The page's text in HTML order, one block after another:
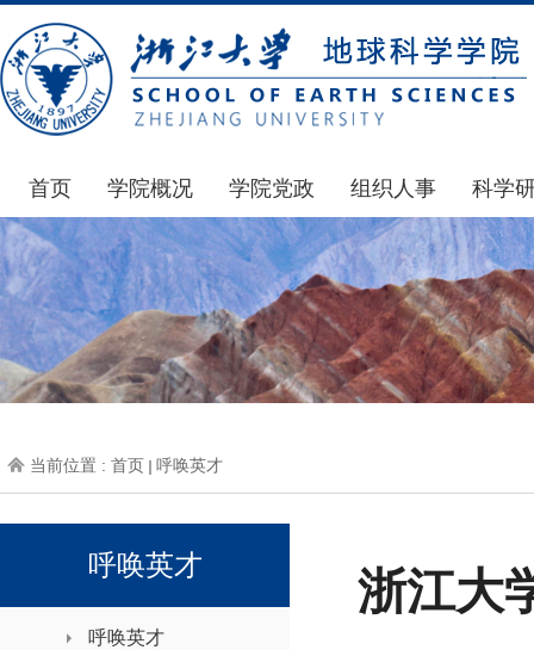
首页 学院概况
学院简介
发展简史
组织机构
师资力量
学院院刊
学院党政
通知公告
学院发文
党委会议纪要
党政联席会议纪要
办事指南
组织人事
通知公告
博士后管理
人才招聘
年度考核
下载专区
科学
国家
科研
通知
科研
地科
当前位置 : 首页 呼唤英才
呼唤英才
呼唤英才
浙江大